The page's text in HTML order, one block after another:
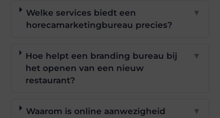
Welke services biedt een
horecamarketingbureau precies?
▼
Hoe helpt een branding bureau bij
het openen van een nieuw
restaurant?
▼
Waarom is online aanwezigheid
▼